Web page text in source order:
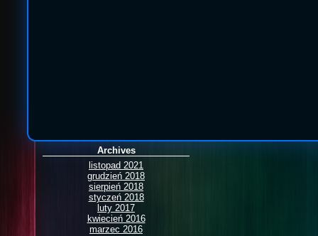
Archives
listopad 2021
grudzień 2018
sierpień 2018
styczeń 2018
luty 2017
kwiecień 2016
marzec 2016